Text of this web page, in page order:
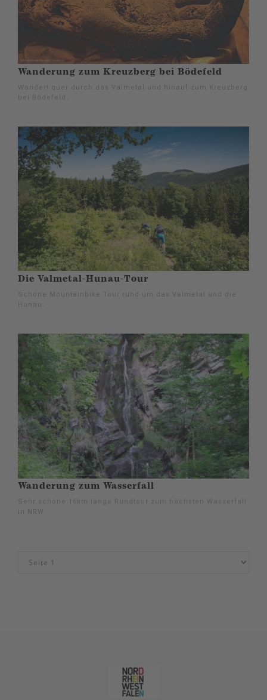
Wanderung zum Kreuzberg bei Bödefeld
Wandert quer durch das Valmetal und hinauf zum Kreuzberg
bei Bödefeld.
Die Valmetal-Hunau-Tour
Schöne Mountainbike Tour rund um das Valmetal und die
Hunau.
Wanderung zum Wasserfall
Sehr schöne 16km lange Rundtour zum höchsten Wasserfall
in NRW.